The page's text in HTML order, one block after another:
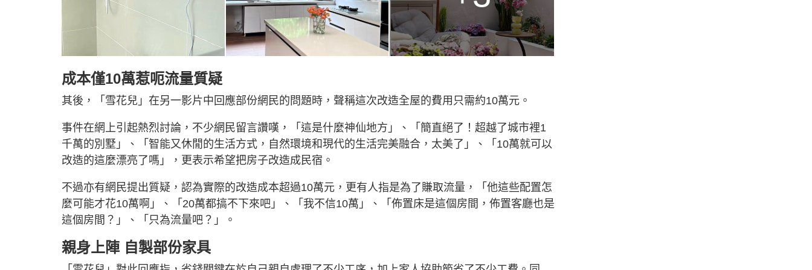
成本僅10萬惹呃流量質疑
其後，「雪花兒」在另一影片中回應部份網民的問題時，聲稱這次改造全屋的費用只需約10萬元。
事件在網上引起熱烈討論，不少網民留言讚嘆，「這是什麼神仙地方」、「簡直絕了！超越了城市裡1
千萬的別墅」、「智能又休閒的生活方式，自然環境和現代的生活完美融合，太美了」、「10萬就可以
改造的這麼漂亮了嗎」，更表示希望把房子改造成民宿。
不過亦有網民提出質疑，認為實際的改造成本超過10萬元，更有人指是為了賺取流量，「他這些配置怎
麼可能才花10萬啊」、「20萬都搞不下來吧」、「我不信10萬」、「佈置床是這個房間，佈置客廳也是
這個房間？」、「只為流量吧？」。
親身上陣 自製部份家具